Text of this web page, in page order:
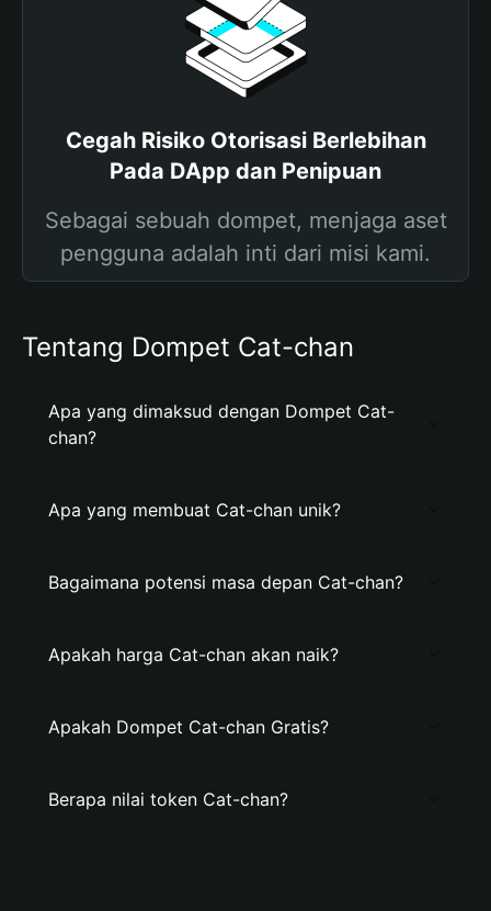
Cegah Risiko Otorisasi Berlebihan
Pada DApp dan Penipuan
Sebagai sebuah dompet, menjaga aset
pengguna adalah inti dari misi kami.
Tentang Dompet Cat-chan
Apa yang dimaksud dengan Dompet Cat-
chan?
Apa yang membuat Cat-chan unik?
Bagaimana potensi masa depan Cat-chan?
Apakah harga Cat-chan akan naik?
Apakah Dompet Cat-chan Gratis?
Berapa nilai token Cat-chan?